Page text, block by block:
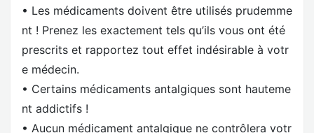
• Les médicaments doivent être utilisés prudemme
nt ! Prenez les exactement tels qu’ils vous ont été
prescrits et rapportez tout effet indésirable à votr
e médecin.
• Certains médicaments antalgiques sont hauteme
nt addictifs !
• Aucun médicament antalgique ne contrôlera votr